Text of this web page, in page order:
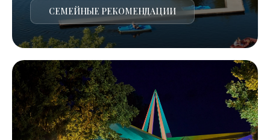
СЕМЕЙНЫЕ РЕКОМЕНДАЦИИ